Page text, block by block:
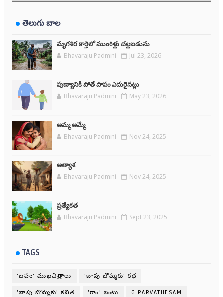
తెలుగు బాల
మృగశిర కార్తెలో ముంగిళ్లు చల్లబడును
Bhavaraju Padmini Jul 23, 2026
పుణ్యానికి పోతే పాపం ఎదురైనట్లు
Bhavaraju Padmini May 23, 2026
అమ్మ అమ్మే
Bhavaraju Padmini Nov 24, 2025
అత్యాశ
Bhavaraju Padmini Nov 24, 2025
ప్రత్యేకత
Bhavaraju Padmini Sept 23, 2025
TAGS
'బహు' ముఖచిత్రాలు 'బాపు బొమ్మకు' కధ
'బాపు బొమ్మకు' కవిత 'రాం' బంటు G PARVATHESAM